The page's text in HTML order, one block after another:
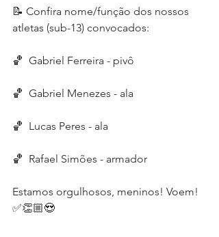
📝 Confira nome/função dos nossos
atletas (sub-13) convocados:
🏀  Gabriel Ferreira - pivô
🏀  Gabriel Menezes - ala
🏀  Lucas Peres - ala
🏀  Rafael Simões - armador
Estamos orgulhosos, meninos! Voem!
✅👏🏼😍